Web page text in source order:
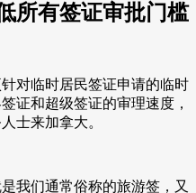
所有签证审批门槛
对临时居民签证申请的临时
证和超级签证的审理速度，
士来加拿大。
我们通常俗称的旅游签，又